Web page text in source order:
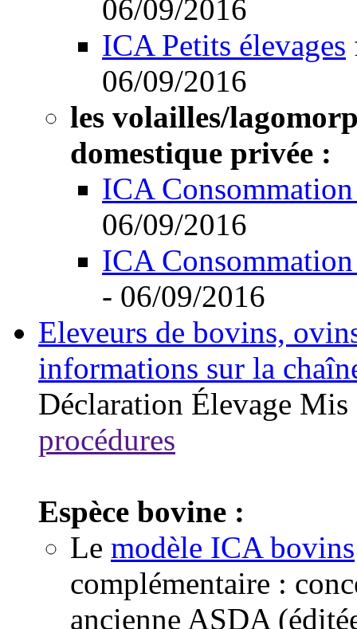
06/09/2016
ICA Petits élevages
06/09/2016
les volailles/
domestique privée :
ICA
06/09/2016
ICA
- 06/09/2016
Eleveurs de bovins,
informations sur la
Déclaration Élevage Mis
procédures
Espèce bovine :
Le modèle ICA bovins
complémentaire :
ancienne ASDA